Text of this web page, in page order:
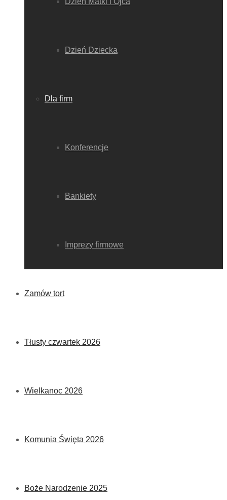
Dzień Dziecka
Dla firm
Konferencje
Bankiety
Imprezy firmowe
Zamów tort
Tłusty czwartek 2026
Wielkanoc 2026
Komunia Święta 2026
Boże Narodzenie 2025